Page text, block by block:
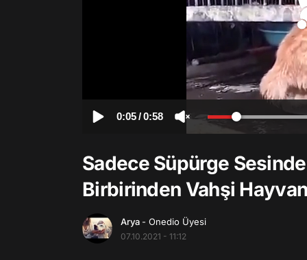
0:05/0:58
Sadece Süpürge
Birbirinden Vahşi
Arya - Onedio Üyesi
07.10.2021 - 11:12